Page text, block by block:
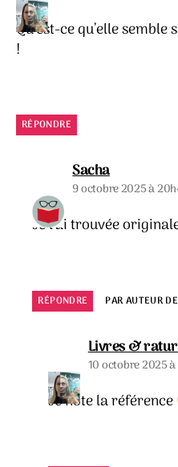
Qu’est-ce qu’elle
!
RÉPONDRE
Sachadit :
9 octobre 2025 à
Je l’ai trouvée
RÉPONDRE PAR AUTEUR
Livres &
10 octobre 2025
Je note la référence